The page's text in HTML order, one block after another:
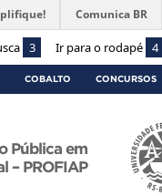
3 Ir para o rodapé 4
Comunica BR
COBALTO CONCURSOS
Pública em
– PROFIAP